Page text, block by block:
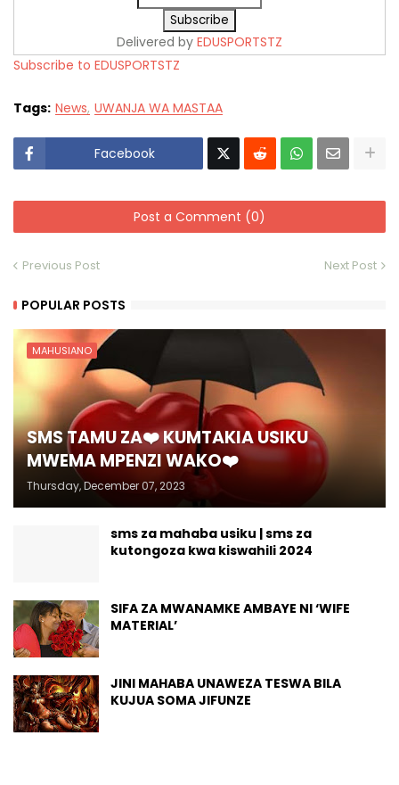
Delivered by EDUSPORTSTZ
Subscribe to EDUSPORTSTZ
Tags: News UWANJA WA MASTAA
Facebook
Post a Comment (0)
Previous Post Next Post
POPULAR POSTS
MAHUSIANO
SMS TAMU ZA❤️ KUMTAKIA USIKU
MWEMA MPENZI WAKO❤️
Thursday, December 07, 2023
sms za mahaba usiku | sms za
kutongoza kwa kiswahili 2024
SIFA ZA MWANAMKE AMBAYE NI ‘WIFE
MATERIAL’
JINI MAHABA UNAWEZA TESWA BILA
KUJUA SOMA JIFUNZE